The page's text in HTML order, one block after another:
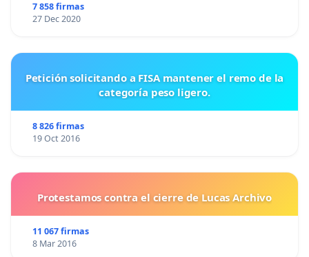
7 858 firmas
27 Dec 2020
Petición solicitando a FISA mantener el remo de la
categoría peso ligero.
8 826 firmas
19 Oct 2016
Protestamos contra el cierre de Lucas Archivo
11 067 firmas
8 Mar 2016